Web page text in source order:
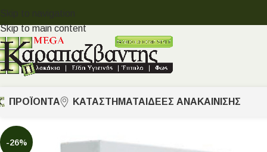
Skip to navigation
Skip to main content
ΠΡΟΪΟΝΤΑ ΚΑΤΑΣΤΗΜΑΤΑ ΙΔΈΕΣ ΑΝΑΚΑΊΝΙΣΗΣ
-26%